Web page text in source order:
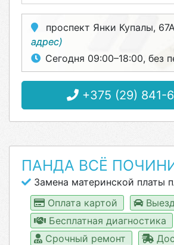
проспект Янки Купалы,
адрес)
Сегодня 09:00–18:00, без
+375 (29) 841-
ПАНДА ВСЁ
Замена материнской платы
Оплата картой
Бесплатная диагностика
Срочный ремонт